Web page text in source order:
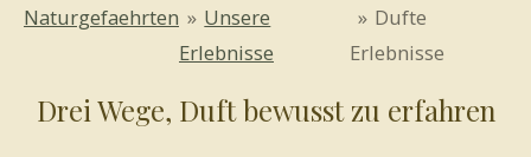
Naturgefaehrten » Unsere
Erlebnisse
» Dufte
Erlebnisse
Drei Wege, Duft bewusst zu erfahren